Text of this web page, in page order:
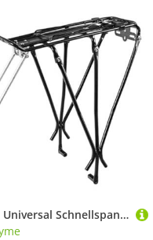
Ronyme Universal Schnellspanner Fahrrad Heckträger 25kg Kapazität Zubehör Breite Plattform